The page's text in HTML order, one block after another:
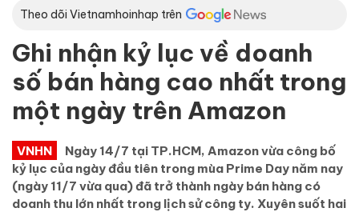
Theo dõi Vietnamhoinhap trên
Ghi nhận kỷ lục về doanh
số bán hàng cao nhất trong
một ngày trên Amazon
VNHN
Ngày 14/7 tại TP.HCM, Amazon vừa công bố
kỷ lục của ngày đầu tiên trong mùa Prime Day năm nay
(ngày 11/7 vừa qua) đã trở thành ngày bán hàng có
doanh thu lớn nhất trong lịch sử công ty. Xuyên suốt hai